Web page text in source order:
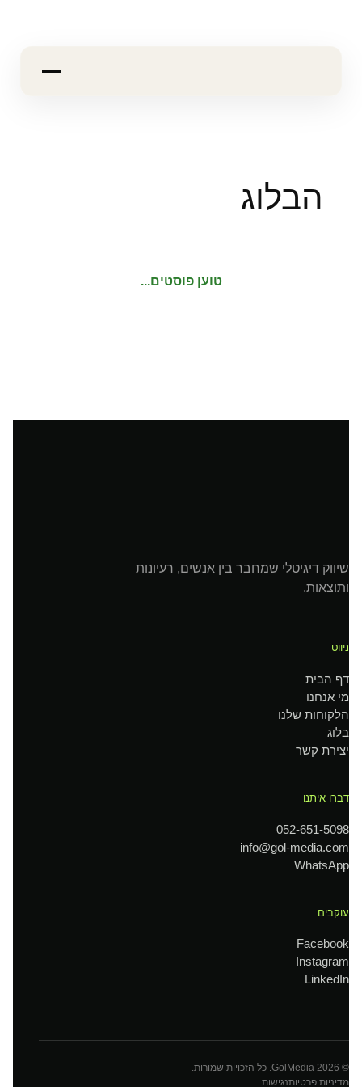
הבלוג
טוען פוסטים...
שיווק דיגיטלי שמחבר בין אנשים, רעיונות
ותוצאות.
ניווט
דף הבית
מי אנחנו
הלקוחות שלנו
בלוג
יצירת קשר
דברו איתנו
052-651-5098
info@gol-media.com
WhatsApp
עוקבים
Facebook
Instagram
LinkedIn
©
2026
מדיניות פרטיותנגישות